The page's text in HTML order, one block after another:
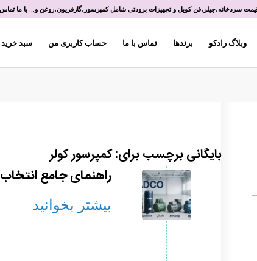
سردخانه،چیلر،فن کویل و تجهیزات برودتی شامل کمپرسور،گازفریون،روغن و... با ما تماس
وبلاگ رادکو برندها تماس با ما حساب کاربری من سبد خرید
بایگانی برچسب برای:کمپرسور کولر
راهنمای جامع
بیشتر بخوانید